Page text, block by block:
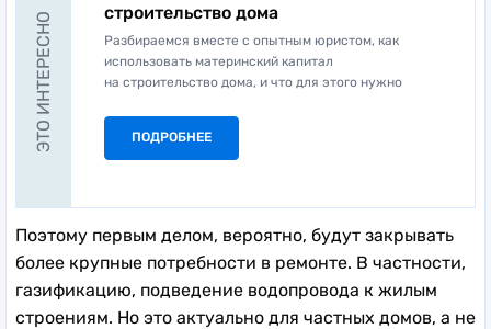
ЭТО ИНТЕРЕСНО
строительство дома
Разбираемся вместе с опытным юристом, как
использовать материнский капитал
на строительство дома, и что для этого нужно
ПОДРОБНЕЕ
Поэтому первым делом, вероятно, будут закрывать
более крупные потребности в ремонте. В частности,
газификацию, подведение водопровода к жилым
строениям. Но это актуально для частных домов, а не